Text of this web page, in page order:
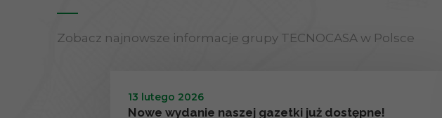
Zobacz najnowsze informacje grupy TECNOCASA w Polsce
13 lutego 2026
Nowe wydanie naszej gazetki już dostępne!